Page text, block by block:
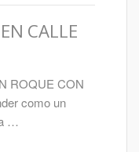
CALLE
ROQUE CON
como un
…